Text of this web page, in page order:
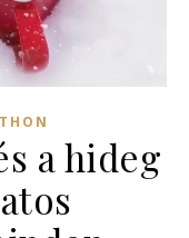
a hideg